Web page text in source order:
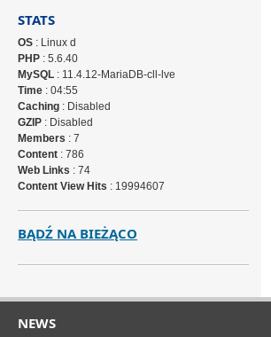
STATS
OS : Linux d
PHP : 5.6.40
MySQL : 11.4.12-MariaDB-cll-lve
Time : 04:55
Caching : Disabled
GZIP : Disabled
Members : 7
Content : 786
Web Links : 74
Content View Hits : 19994607
BĄDŹ NA BIEŻĄCO
NEWS